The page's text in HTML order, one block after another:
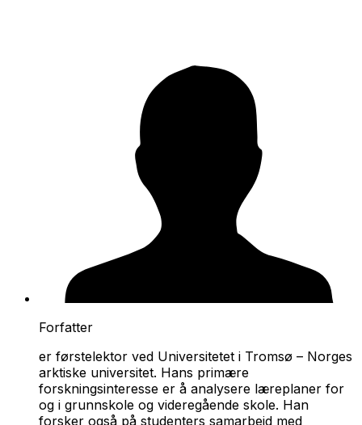
Forfatter
er førstelektor ved Universitetet i Tromsø – Norges
arktiske universitet. Hans primære
forskningsinteresse er å analysere læreplaner for
og i grunnskole og videregående skole. Han
forsker også på studenters samarbeid med